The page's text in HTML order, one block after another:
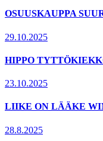
OSUUSKAUPPA
29.10.2025
HIPPO
23.10.2025
LIIKE ON LÄÄKE
28.8.2025